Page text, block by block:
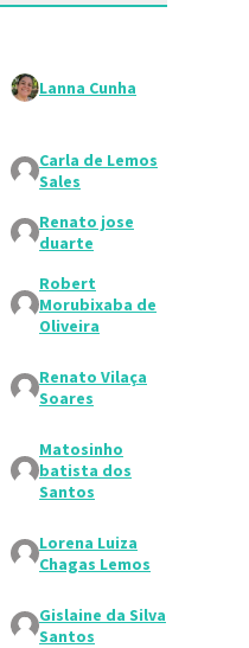
Lanna Cunha
Carla de Lemos
Sales
Renato jose
duarte
Robert
Morubixaba de
Oliveira
Renato Vilaça
Soares
Matosinho
batista dos
Santos
Lorena Luiza
Chagas Lemos
Gislaine da Silva
Santos